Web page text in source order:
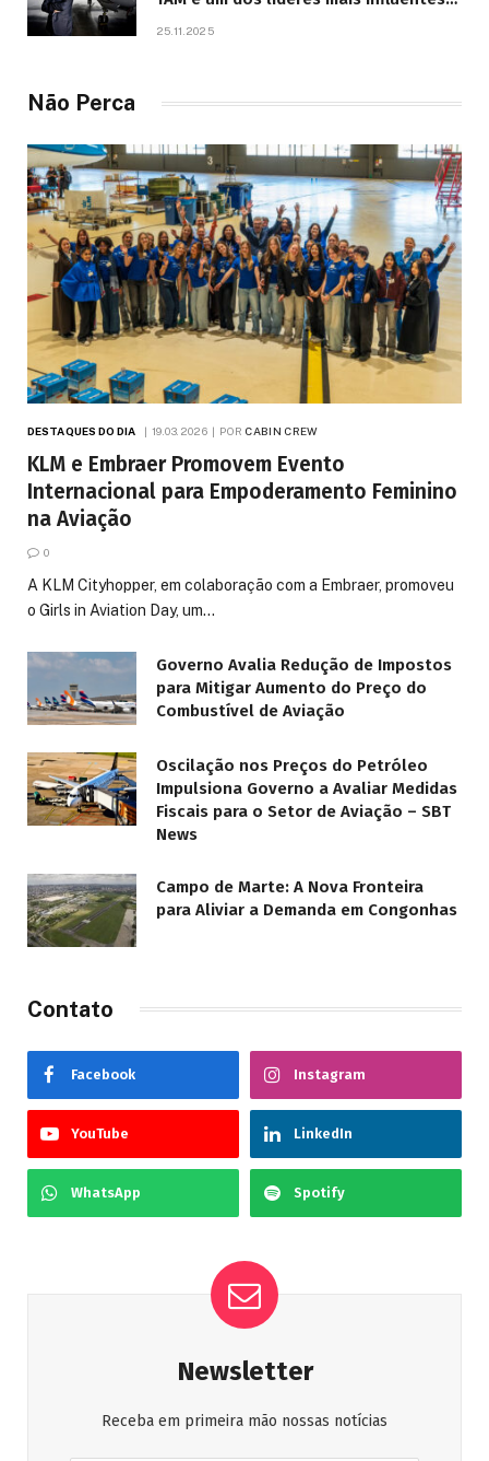
25.11.2025
Não Perca
DESTAQUES DO DIA 19.03.2026 POR CABIN CREW
KLM e Embraer Promovem Evento
Internacional para Empoderamento Feminino
na Aviação
0
A KLM Cityhopper, em colaboração com a Embraer, promoveu
o Girls in Aviation Day, um…
Governo Avalia Redução de Impostos
para Mitigar Aumento do Preço do
Combustível de Aviação
Oscilação nos Preços do Petróleo
Impulsiona Governo a Avaliar Medidas
Fiscais para o Setor de Aviação – SBT
News
Campo de Marte: A Nova Fronteira
para Aliviar a Demanda em Congonhas
Contato
Facebook Instagram
YouTube LinkedIn
WhatsApp Spotify
Newsletter
Receba em primeira mão nossas notícias